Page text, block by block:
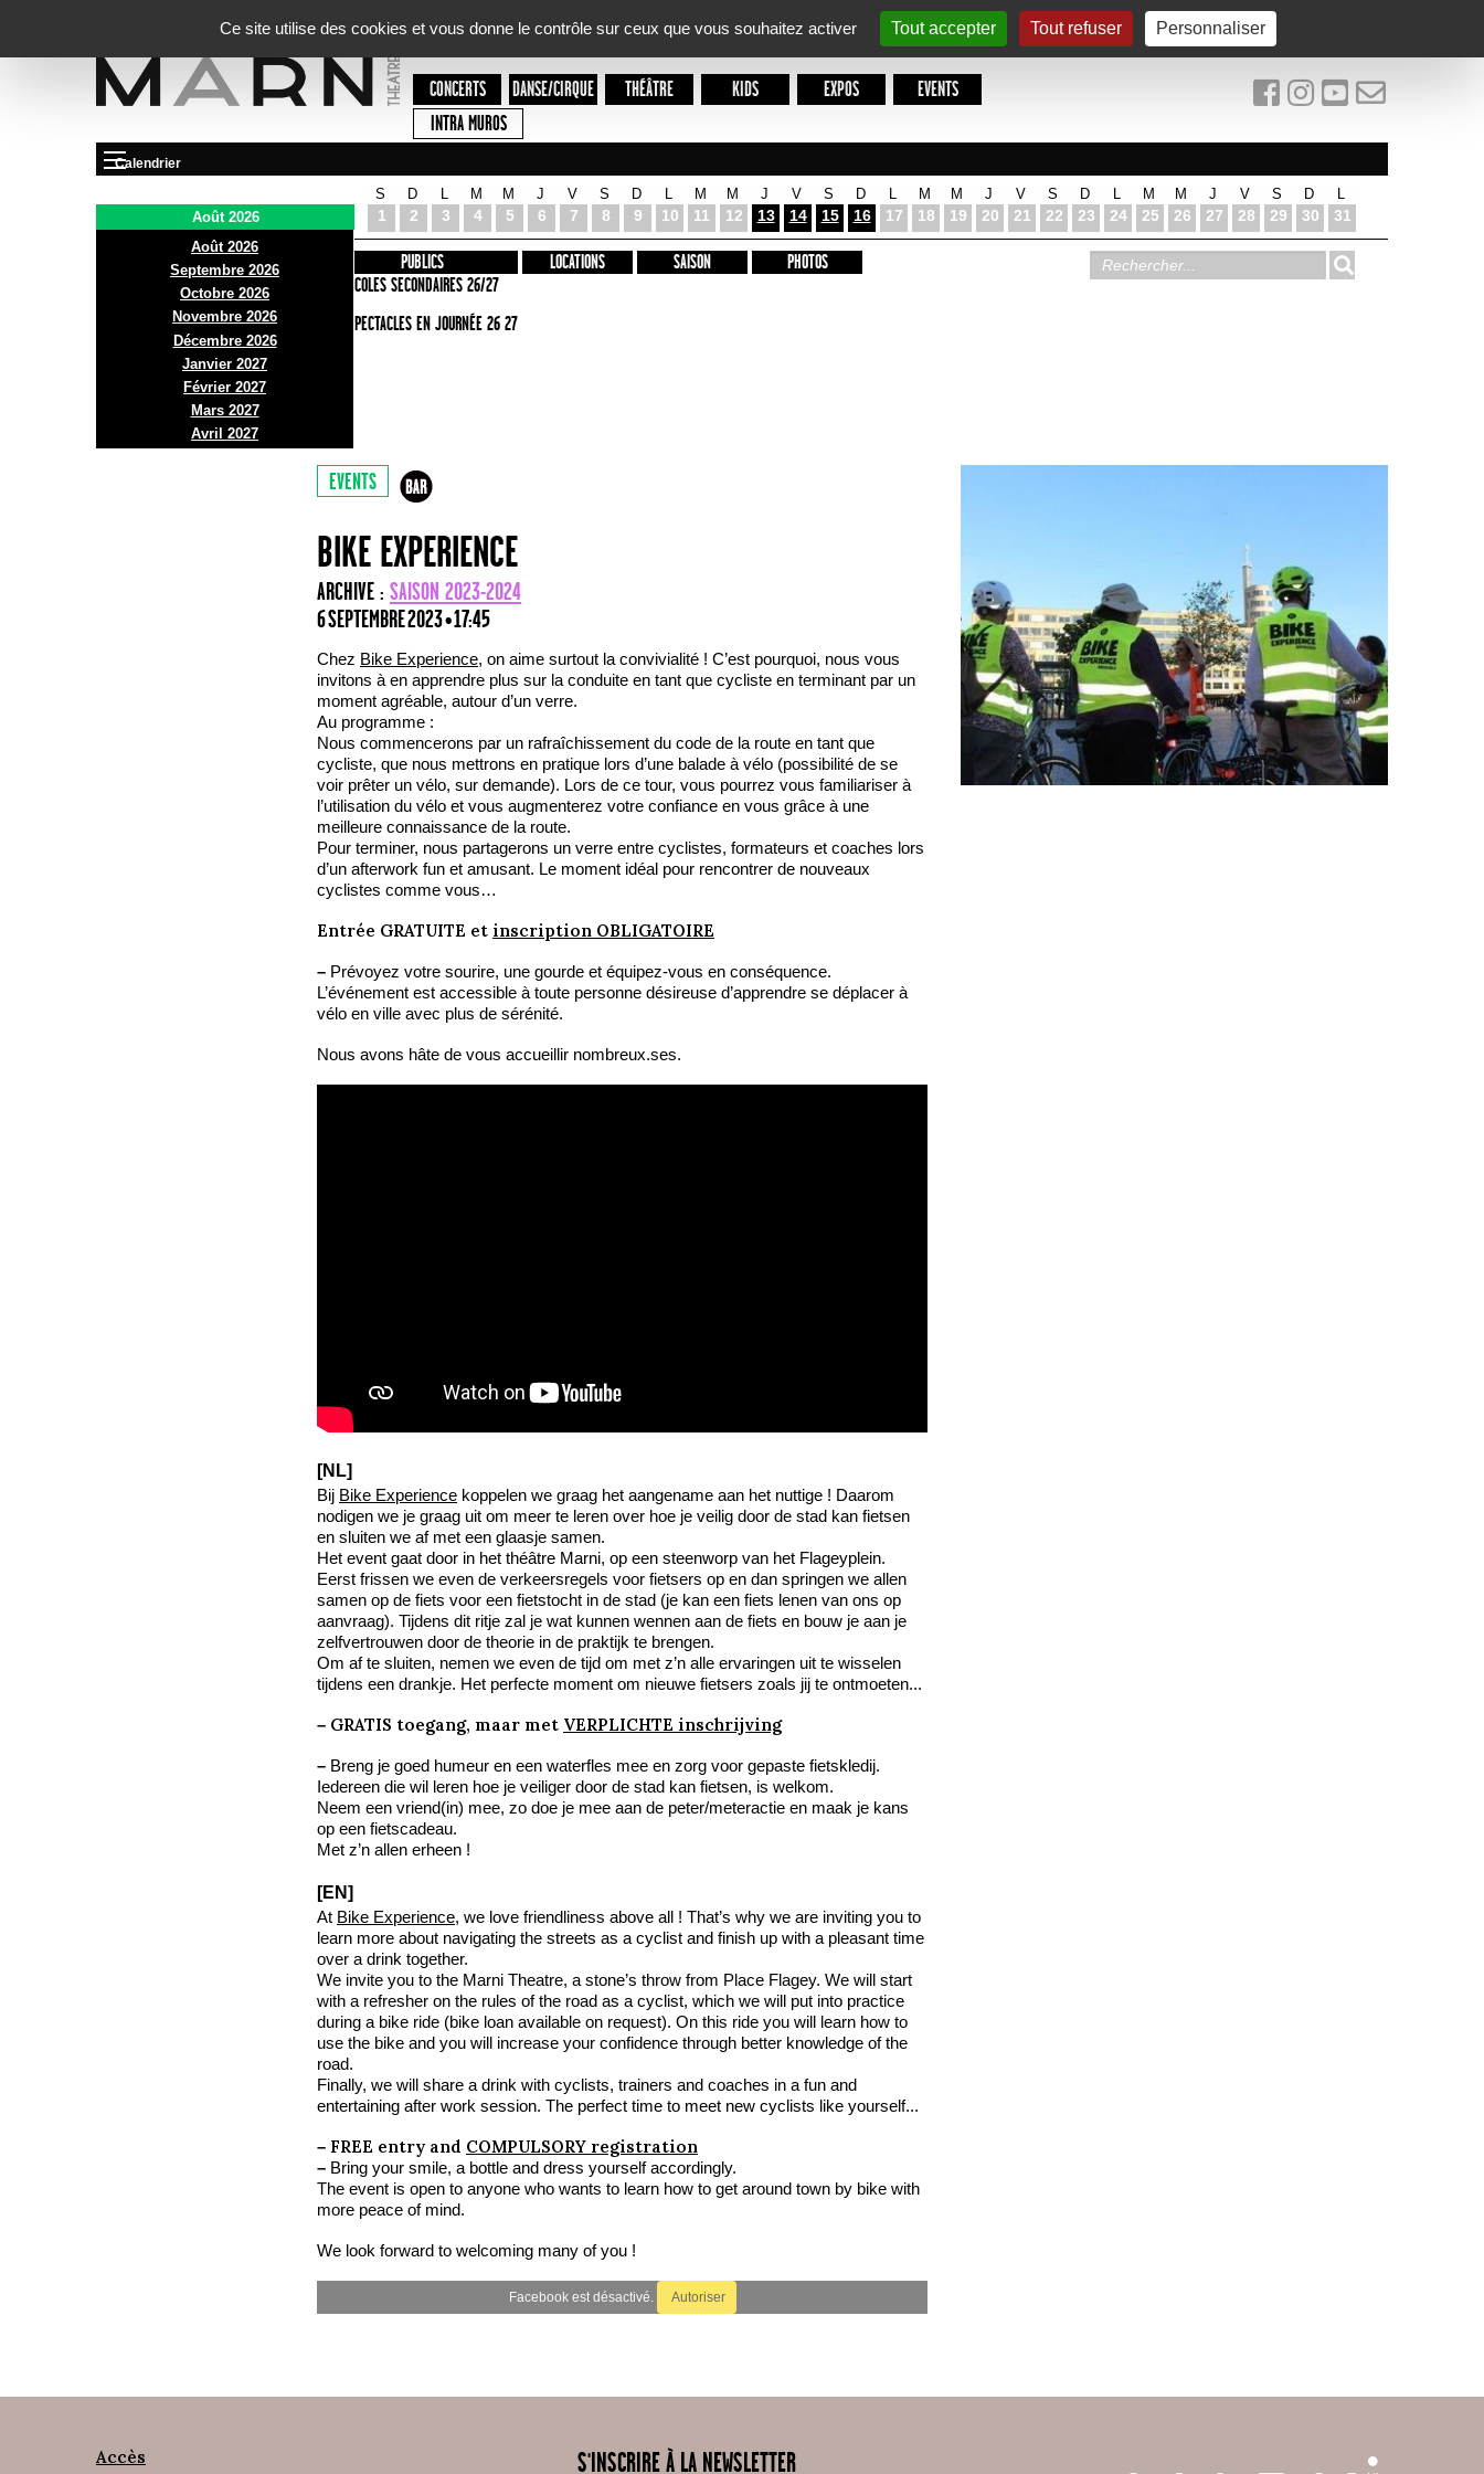
Ce site utilise des cookies et vous donne le contrôle sur ceux que vous souhaitez activer
Tout accepter Tout refuser Personnaliser
CONCERTS DANSE/CIRQUE THÉÂTRE KIDS EXPOS
EVENTS
INTRA MUROS
Calendrier
Août 2026
Août 2026
Septembre 2026
Octobre 2026
Novembre 2026
Décembre 2026
Janvier 2027
Février 2027
Mars 2027
Avril 2027
S
1
D
2 3
M
4
M
5
J
6
V
7
S
8
D
9 10
M
11
M
12
J
13
V
14
S
15
D
16 17
M
18
M
19
J
20
V
21
S
22
D
23 24
M
25
M
26
J
27
V
28
S
29
D
30 31
PRÉSENTATION
INFOS PRATIQUES
ACCES
BAR ET BISTRO
BILLETTERIE
PUBLICS
ECOLES SECONDAIRES 26/27
SPECTACLES EN JOURNÉE 26 27
LOCATIONS SAISON PHOTOS
EVENTS
BIKE EXPERIENCE
ARCHIVE : SAISON 2023-2024
6 SEPTEMBRE 2023 • 17:45
Chez Bike Experience, on aime surtout la convivialité ! C’est pourquoi, nous vous
invitons à en apprendre plus sur la conduite en tant que cycliste en terminant par un
moment agréable, autour d’un verre.
Au programme :
Nous commencerons par un rafraîchissement du code de la route en tant que
cycliste, que nous mettrons en pratique lors d’une balade à vélo (possibilité de se
voir prêter un vélo, sur demande). Lors de ce tour, vous pourrez vous familiariser à
l’utilisation du vélo et vous augmenterez votre confiance en vous grâce à une
meilleure connaissance de la route.
Pour terminer, nous partagerons un verre entre cyclistes, formateurs et coaches lors
d’un afterwork fun et amusant. Le moment idéal pour rencontrer de nouveaux
cyclistes comme vous…
Entrée GRATUITE et inscription OBLIGATOIRE
– Prévoyez votre sourire, une gourde et équipez-vous en conséquence.
L’événement est accessible à toute personne désireuse d’apprendre se déplacer à
vélo en ville avec plus de sérénité.
Nous avons hâte de vous accueillir nombreux.ses.
[NL]
Bij Bike Experience koppelen we graag het aangename aan het nuttige ! Daarom
nodigen we je graag uit om meer te leren over hoe je veilig door de stad kan fietsen
en sluiten we af met een glaasje samen.
Het event gaat door in het théâtre Marni, op een steenworp van het Flageyplein.
Eerst frissen we even de verkeersregels voor fietsers op en dan springen we allen
samen op de fiets voor een fietstocht in de stad (je kan een fiets lenen van ons op
aanvraag). Tijdens dit ritje zal je wat kunnen wennen aan de fiets en bouw je aan je
zelfvertrouwen door de theorie in de praktijk te brengen.
Om af te sluiten, nemen we even de tijd om met z’n alle ervaringen uit te wisselen
tijdens een drankje. Het perfecte moment om nieuwe fietsers zoals jij te ontmoeten...
– GRATIS toegang, maar met VERPLICHTE inschrijving
– Breng je goed humeur en een waterfles mee en zorg voor gepaste fietskledij.
Iedereen die wil leren hoe je veiliger door de stad kan fietsen, is welkom.
Neem een vriend(in) mee, zo doe je mee aan de peter/meteractie en maak je kans
op een fietscadeau.
Met z’n allen erheen !
[EN]
At Bike Experience, we love friendliness above all ! That’s why we are inviting you to
learn more about navigating the streets as a cyclist and finish up with a pleasant time
over a drink together.
We invite you to the Marni Theatre, a stone’s throw from Place Flagey. We will start
with a refresher on the rules of the road as a cyclist, which we will put into practice
during a bike ride (bike loan available on request). On this ride you will learn how to
use the bike and you will increase your confidence through better knowledge of the
road.
Finally, we will share a drink with cyclists, trainers and coaches in a fun and
entertaining after work session. The perfect time to meet new cyclists like yourself...
– FREE entry and COMPULSORY registration
– Bring your smile, a bottle and dress yourself accordingly.
The event is open to anyone who wants to learn how to get around town by bike with
more peace of mind.
We look forward to welcoming many of you !
Facebook est désactivé. Autoriser
Accès S'INSCRIRE À LA NEWSLETTER